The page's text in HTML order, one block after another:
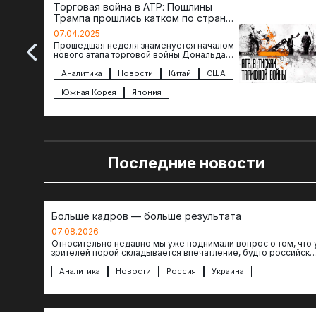
Торговая война в АТР: Пошлины
Трампа прошлись катком по странам
региона
07.04.2025
Прошедшая неделя знаменуется началом
нового этапа торговой войны Дональда
импорта из более 100 стран…
Аналитика Новости Китай
США
Южная Корея
Япония
Последние новости
Больше кадров — больше результата
07.08.2026
Относительно недавно мы уже поднимали вопрос о том, что
зрителей порой складывается впечатление, будто российские
Аналитика Новости Россия Украина